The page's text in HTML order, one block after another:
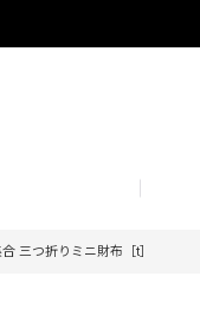
三つ折りミニ財布［t］